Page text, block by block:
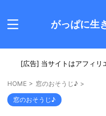
がっぱに生
[広告] 当サイトはアフィリ
HOME > 窓のおそうじ♪ >
窓のおそうじ♪